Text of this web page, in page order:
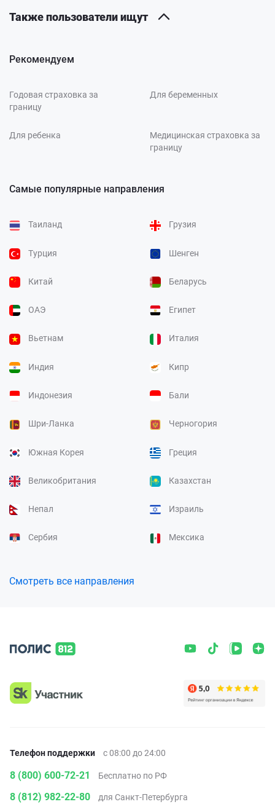
Также пользователи ищут
Рекомендуем
Годовая страховка за
границу
Для беременных
Для ребенка
Медицинская страховка за
границу
Самые популярные направления
Таиланд Грузия
Турция Шенген
Китай Беларусь
ОАЭ Египет
Вьетнам Италия
Индия Кипр
Индонезия Бали
Шри-Ланка Черногория
Южная Корея Греция
Великобритания Казахстан
Непал Израиль
Сербия Мексика
Смотреть все направления
Телефон поддержки с 08:00 до 24:00
8 (800) 600-72-21 Бесплатно по РФ
8 (812) 982-22-80 для Санкт-Петербурга